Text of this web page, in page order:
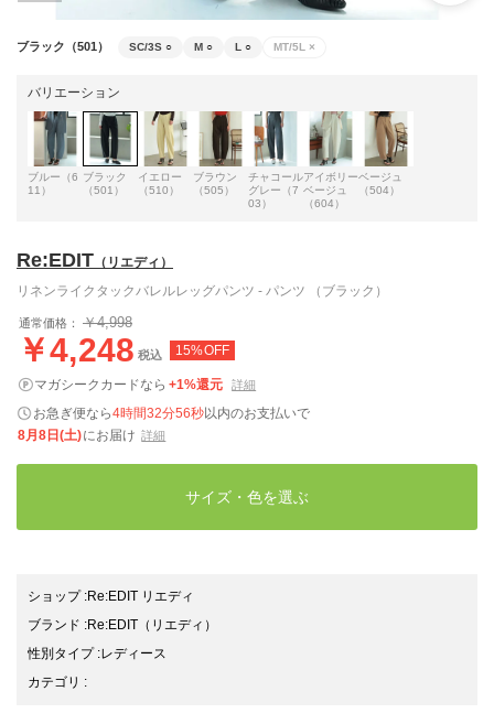
ブラック（501） SC/3S ○ M ○ L ○ MT/5L ×
バリエーション
ブルー（6
11）
ブラック
（501）
イエロー
（510）
ブラウン
（505）
チャコール
グレー（7
03）
アイボリー
ベージュ
（604）
ベージュ
（504）
Re:EDIT （リエディ）
リネンライクタックバレルレッグパンツ - パンツ （ブラック）
通常価格： ￥4,998
￥4,248 税込 15%OFF
マガシークカードなら +1%還元 詳細
お急ぎ便なら4時間32分55秒以内のお支払いで
8月8日(土)にお届け 詳細
サイズ・色を選ぶ
ショップ:Re:EDIT リエディ
ブランド :Re:EDIT （リエディ）
性別タイプ:レディース
カテゴリ :